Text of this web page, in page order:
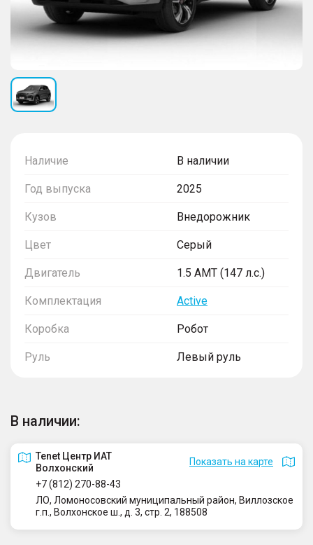
Наличие В наличии
Год выпуска 2025
Кузов Внедорожник
Цвет Серый
Двигатель 1.5 AMT (147 л.с.)
Комплектация Active
Коробка Робот
Руль Левый руль
В наличии:
Tenet Центр ИАТ
Волхонский
Показать на карте
+7 (812) 270-88-43
ЛО, Ломоносовский муниципальный район, Виллозское
г.п., Волхонское ш., д. 3, стр. 2, 188508